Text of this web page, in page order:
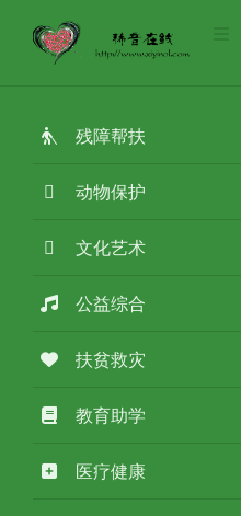
残障帮扶
动物保护
文化艺术
公益综合
扶贫救灾
教育助学
医疗健康